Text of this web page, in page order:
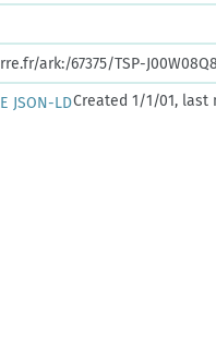
ark:/67375/TSP-
JSON-LDCreated 1/1/01, last